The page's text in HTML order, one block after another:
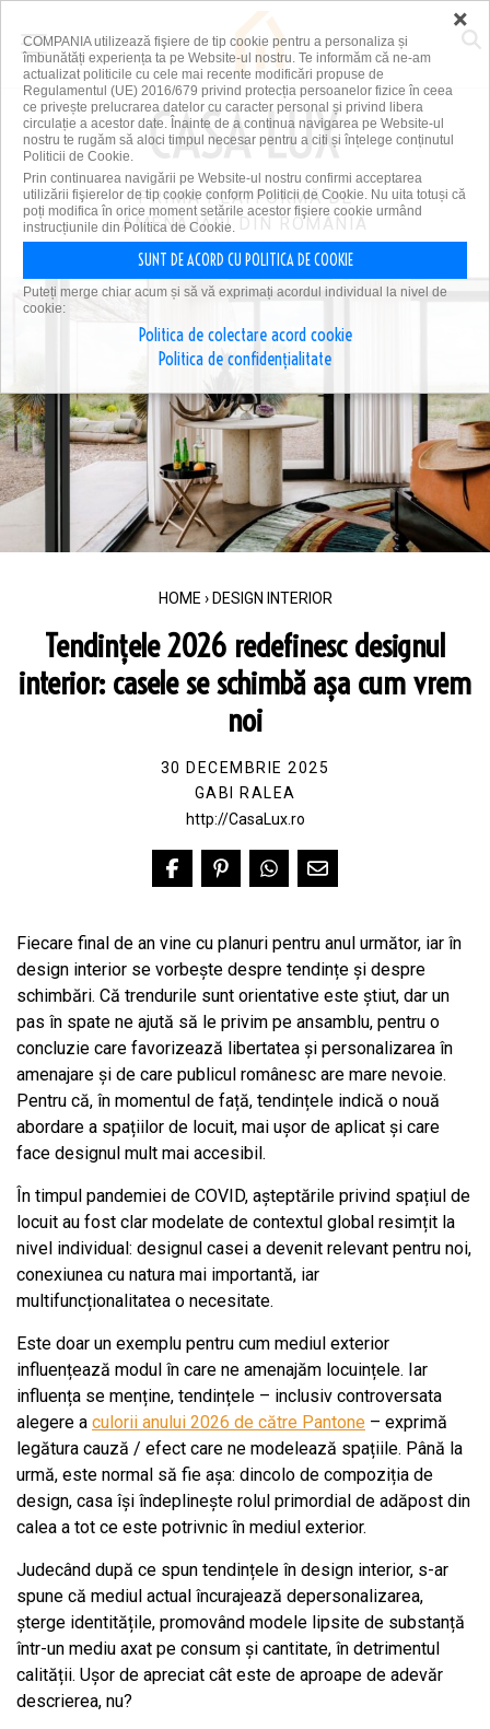
PRIMA PLATFORMĂ DE
AMENAJĂRI DIN ROMÂNIA
HOME › DESIGN INTERIOR
Tendințele 2026 redefinesc designul
interior: casele se schimbă așa cum vrem
noi
30 DECEMBRIE 2025
GABI RALEA
http://CasaLux.ro
Fiecare final de an vine cu planuri pentru anul următor, iar în
design interior se vorbește despre tendințe și despre
schimbări. Că trendurile sunt orientative este știut, dar un
pas în spate ne ajută să le privim pe ansamblu, pentru o
concluzie care favorizează libertatea și personalizarea în
amenajare și de care publicul românesc are mare nevoie.
Pentru că, în momentul de față, tendințele indică o nouă
abordare a spațiilor de locuit, mai ușor de aplicat și care
face designul mult mai accesibil.
În timpul pandemiei de COVID, așteptările privind spațiul de
locuit au fost clar modelate de contextul global resimțit la
nivel individual: designul casei a devenit relevant pentru noi,
conexiunea cu natura mai importantă, iar
multifuncționalitatea o necesitate.
Este doar un exemplu pentru cum mediul exterior
influențează modul în care ne amenajăm locuințele. Iar
influența se menține, tendințele – inclusiv controversata
alegere a culorii anului 2026 de către Pantone – exprimă
legătura cauză / efect care ne modelează spațiile. Până la
urmă, este normal să fie așa: dincolo de compoziția de
design, casa își îndeplinește rolul primordial de adăpost din
calea a tot ce este potrivnic în mediul exterior.
Judecând după ce spun tendințele în design interior, s-ar
spune că mediul actual încurajează depersonalizarea,
șterge identitățile, promovând modele lipsite de substanță
într-un mediu axat pe consum și cantitate, în detrimentul
calității. Ușor de apreciat cât este de aproape de adevăr
descrierea, nu?
×
COMPANIA utilizează fişiere de tip cookie pentru a personaliza și
îmbunătăți experiența ta pe Website-ul nostru. Te informăm că ne-am
actualizat politicile cu cele mai recente modificări propuse de
Regulamentul (UE) 2016/679 privind protecția persoanelor fizice în ceea
ce privește prelucrarea datelor cu caracter personal și privind libera
circulație a acestor date. Înainte de a continua navigarea pe Website-ul
nostru te rugăm să aloci timpul necesar pentru a citi și înțelege conținutul
Politicii de Cookie.
Prin continuarea navigării pe Website-ul nostru confirmi acceptarea
utilizării fişierelor de tip cookie conform Politicii de Cookie. Nu uita totuși că
poți modifica în orice moment setările acestor fişiere cookie urmând
instrucțiunile din Politica de Cookie.
SUNT DE ACORD CU POLITICA DE COOKIE
Puteți merge chiar acum și să vă exprimați acordul individual la nivel de
cookie:
Politica de colectare acord cookie
Politica de confidențialitate